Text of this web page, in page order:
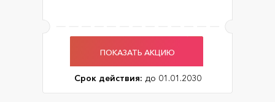
ПОКАЗАТЬ АКЦИЮ
Срок действия: до 01.01.2030